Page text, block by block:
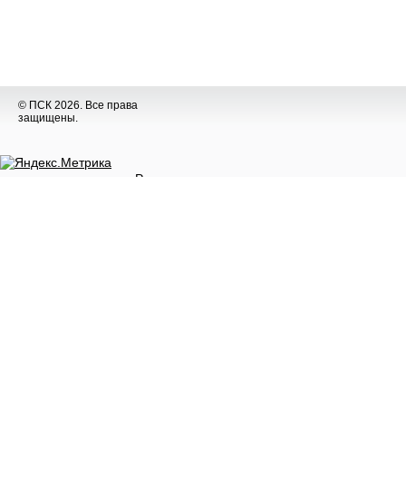
© ПСК 2026. Все права
защищены.
Разное